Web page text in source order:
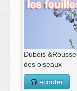
Dubois
des oiseaux
ecouter